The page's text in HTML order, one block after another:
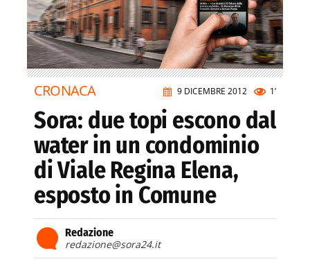
9 DICEMBRE 2012 1’
CRONACA
Sora: due topi escono dal
water in un condominio
di Viale Regina Elena,
esposto in Comune
Redazione
redazione@sora24.it